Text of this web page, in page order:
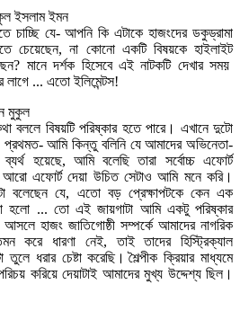
ইসলাম ইমন
চাচ্ছি যে- আপনি কি এটাকে হাজংদের ডকুড্রামা
চেয়েছেন, না কোনো একটি বিষয়কে হাইলাইট
মানে দর্শক হিসেবে এই নাটকটি দেখার সময়
... এতো ইলিমেন্টস!
মুকুল
বললে বিষয়টি পরিষ্কার হতে পারে। এখানে দুটো
আমি কিন্তু বলিনি যে আমাদের অভিনেতা-
ব্যর্থ হয়েছে, আমি বলেছি তারা সর্বোচ্চ এফোর্ট
আরো এফোর্ট দেয়া উচিত সেটাও আমি মনে করি।
বলেছেন যে, এতো বড় প্রেক্ষাপটকে কেন এক
হলো ... তো এই জায়গাটা আমি একটু পরিষ্কার
হাজং জাতিগোষ্ঠী সম্পর্কে আমাদের নাগরিক
করে ধারণা নেই, তাই তাদের হিস্ট্রিক্যাল
তুলে ধরার চেষ্টা করেছি। শৈল্পীক ক্রিয়ার মাধ্যমে
করিয়ে দেয়াটাই আমাদের মুখ্য উদ্দেশ্য ছিল।